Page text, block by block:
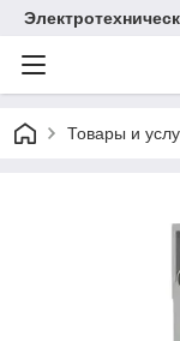
Товары и